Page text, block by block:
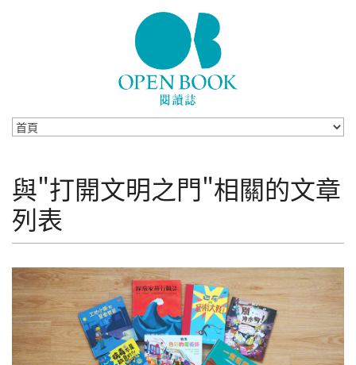
與"打開文明之門"相關的文章
列表